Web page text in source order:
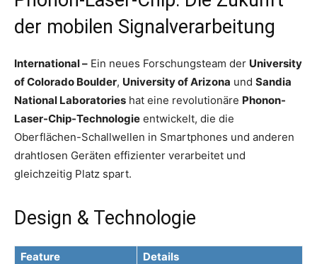
der mobilen Signalverarbeitung
International – Ein neues Forschungsteam der University
of Colorado Boulder, University of Arizona und Sandia
National Laboratories hat eine revolutionäre Phonon-
Laser-Chip-Technologie entwickelt, die die
Oberflächen-Schallwellen in Smartphones und anderen
drahtlosen Geräten effizienter verarbeitet und
gleichzeitig Platz spart.
Design & Technologie
Feature Details